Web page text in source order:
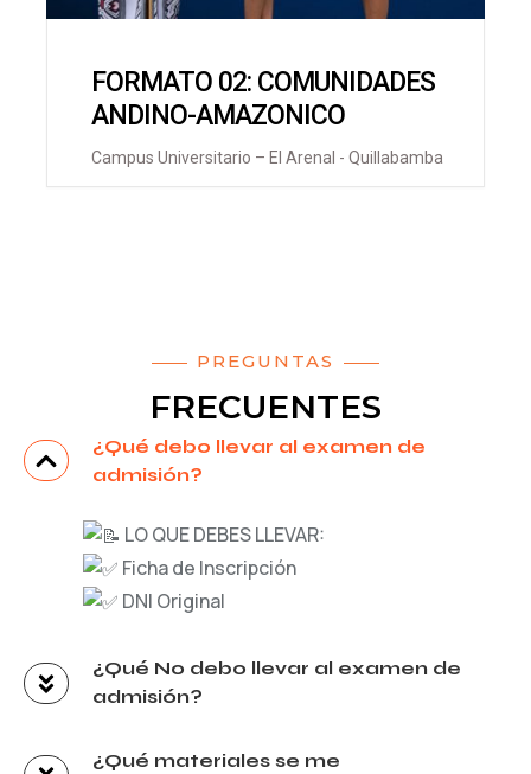
FORMATO 02: COMUNIDADES
ANDINO-AMAZONICO
Campus Universitario – El Arenal - Quillabamba
PREGUNTAS
FRECUENTES
¿Qué debo llevar al examen de
admisión?
LO QUE DEBES LLEVAR:
Ficha de Inscripción
DNI Original
¿Qué No debo llevar al examen de
admisión?
¿Qué materiales se me